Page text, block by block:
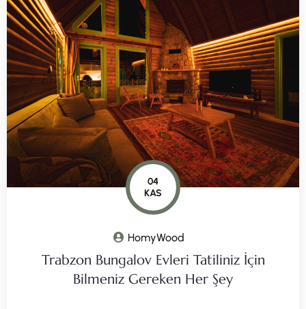
04
KAS
HomyWood
Trabzon Bungalov Evleri Tatiliniz İçin
Bilmeniz Gereken Her Şey